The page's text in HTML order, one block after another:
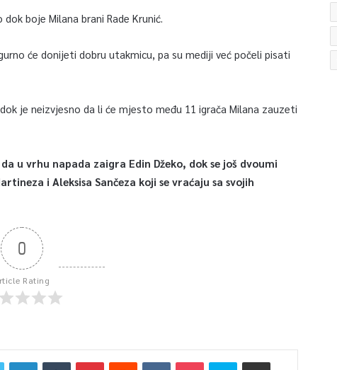
boje Milana brani Rade Krunić.
će donijeti dobru utakmicu, pa su mediji već počeli pisati
je neizvjesno da li će mjesto među 11 igrača Milana zauzeti
u vrhu napada zaigra Edin Džeko, dok se još dvoumi
i Aleksisa Sančeza koji se vraćaju sa svojih
0
Rating